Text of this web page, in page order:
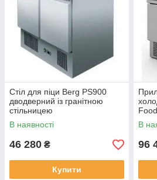
Стіл для піци Berg PS900
дводверний із гранітною
стільницею
В наявності
46 280 ₴
Купити
В
96